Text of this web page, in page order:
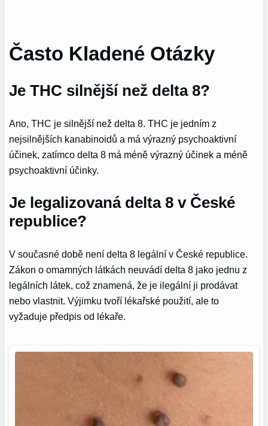
Často Kladené Otázky
Je THC silnější než delta 8?
Ano, THC je silnější než delta 8. THC je jedním z
nejsilnějších kanabinoidů a má výrazný psychoaktivní
účinek, zatímco delta 8 má méně výrazný účinek a méně
psychoaktivní účinky.
Je legalizovaná delta 8 v České
republice?
V současné době není delta 8 legální v České republice.
Zákon o omamných látkách neuvádí delta 8 jako jednu z
legálních látek, což znamená, že je ilegální ji prodávat
nebo vlastnit. Výjimku tvoří lékařské použití, ale to
vyžaduje předpis od lékaře.